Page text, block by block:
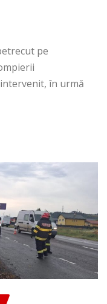
pe
în urmă